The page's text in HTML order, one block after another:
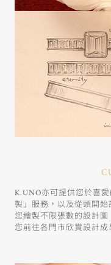
K.UNO亦可提供您於喜
製」服務，以及從頭開
您繪製不限張數的設計
您前往各門市欣賞設計成